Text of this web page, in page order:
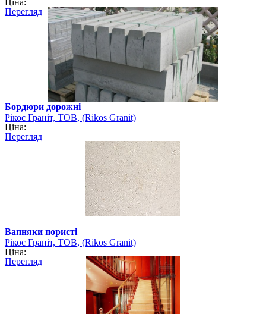
Перегляд
Бордюри дорожні
Рікос Граніт, ТОВ, (Rikos Granit)
Ціна:
Перегляд
Вапняки пористі
Рікос Граніт, ТОВ, (Rikos Granit)
Ціна:
Перегляд